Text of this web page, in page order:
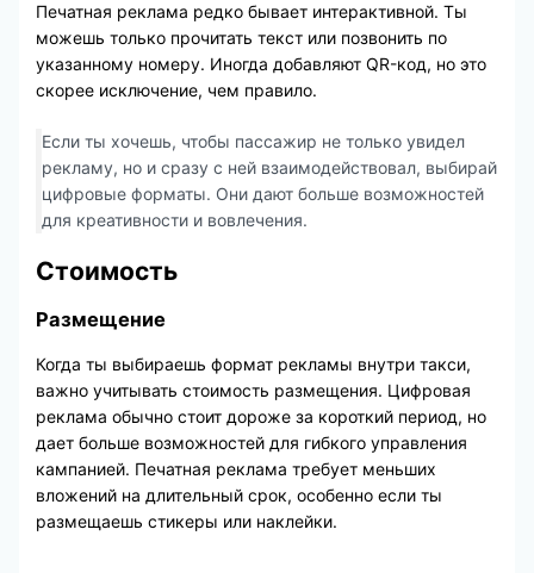
Печатная реклама редко бывает интерактивной. Ты
можешь только прочитать текст или позвонить по
указанному номеру. Иногда добавляют QR-код, но это
скорее исключение, чем правило.
Если ты хочешь, чтобы пассажир не только увидел
рекламу, но и сразу с ней взаимодействовал, выбирай
цифровые форматы. Они дают больше возможностей
для креативности и вовлечения.
Стоимость
Размещение
Когда ты выбираешь формат рекламы внутри такси,
важно учитывать стоимость размещения. Цифровая
реклама обычно стоит дороже за короткий период, но
дает больше возможностей для гибкого управления
кампанией. Печатная реклама требует меньших
вложений на длительный срок, особенно если ты
размещаешь стикеры или наклейки.